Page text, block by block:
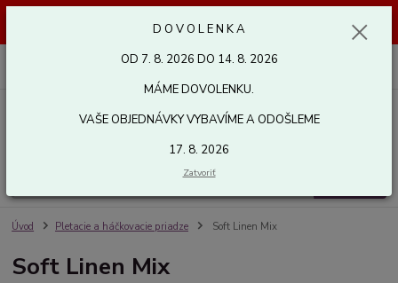
odošleme 17. 8. 2026. Ďakujeme.
Úvod Pletacie a háčkovacie priadze Soft Linen Mix
Soft Linen Mix
D O V O L E N K A
OD 7. 8. 2026 DO 14. 8. 2026
MÁME DOVOLENKU.
VAŠE OBJEDNÁVKY VYBAVÍME A ODOŠLEME
17. 8. 2026
Zatvoriť